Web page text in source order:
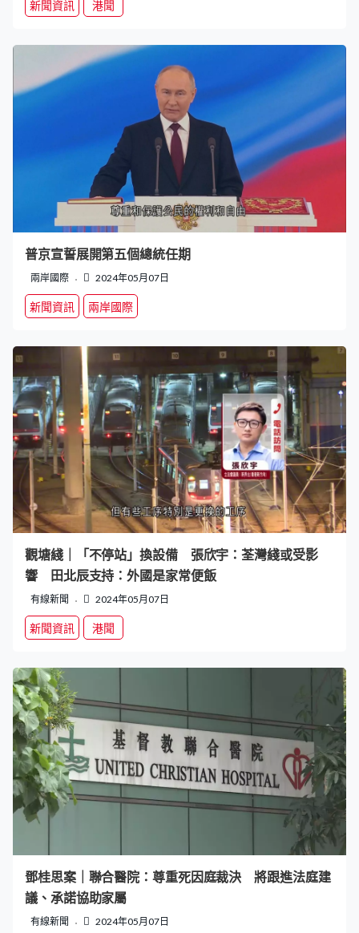
新聞資訊 港聞
普京宣誓展開第五個總統任期
兩岸國際 2024年05月07日
新聞資訊 兩岸國際
觀塘綫｜「不停站」換設備 張欣宇：荃灣綫或受影
響 田北辰支持：外國是家常便飯
有線新聞 2024年05月07日
新聞資訊 港聞
鄧桂思案｜聯合醫院：尊重死因庭裁決 將跟進法庭建
議、承諾協助家屬
有線新聞 2024年05月07日